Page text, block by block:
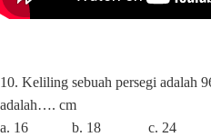
10. Keliling sebuah persegi adalah
adalah…. cm
a. 16
b. 18 c. 24